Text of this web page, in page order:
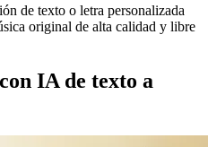
de texto o letra personalizada
original de alta calidad y libre
IA de texto a